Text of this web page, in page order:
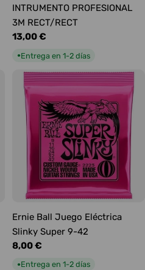
INTRUMENTO PROFESIONAL
3M RECT/RECT
Precio
13,00 €
●Entrega en 1-2 días
Ernie Ball Juego Eléctrica
Slinky Super 9-42
Precio
habitual
8,00 €
●Entrega en 1-2 días